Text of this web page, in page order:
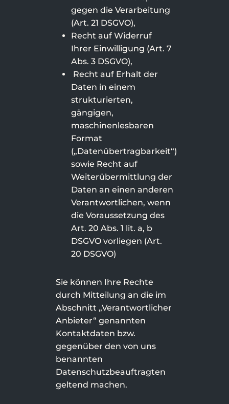
gegen die Verarbeitung
(Art. 21 DSGVO),
Recht auf Widerruf
Ihrer Einwilligung (Art. 7
Abs. 3 DSGVO),
Recht auf Erhalt der
Daten in einem
strukturierten,
gängigen,
maschinenlesbaren
Format
(„Datenübertragbarkeit“)
sowie Recht auf
Weiterübermittlung der
Daten an einen anderen
Verantwortlichen, wenn
die Voraussetzung des
Art. 20 Abs. 1 lit. a, b
DSGVO vorliegen (Art.
20 DSGVO)
Sie können Ihre Rechte
durch Mitteilung an die im
Abschnitt „Verantwortlicher
Anbieter“ genannten
Kontaktdaten bzw.
gegenüber den von uns
benannten
Datenschutzbeauftragten
geltend machen.